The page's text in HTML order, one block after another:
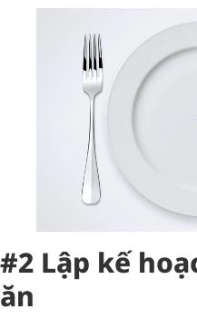
#2 Lập kế
ăn